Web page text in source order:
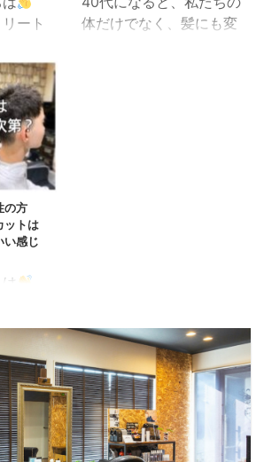
、単
い毛
では
むし
カラ
ば、
いデ
るか
...
型脱毛症（FAGA）とダ
メージヘア 解決策 共通
ート
ケ
ートメ
た成分
れて
入れ
に皮膜
擦か
いう
、ダ
が蘇
ろい
にす
その
ツ
月もす
ージ
...
体だけでなく、髪にも変
現れる典型的なサインに
は、以下のようなものが
あります。 髪の細さ: 髪
の毛が細くなり、ボリュ
ームが減る。 乾燥: 頭皮
と髪が乾燥しやすくな ...
の方
ットは
い感じ
で
の美意
す
イルに
メン
性の方
くせ